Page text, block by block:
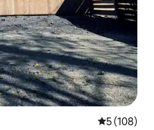
5 (108)